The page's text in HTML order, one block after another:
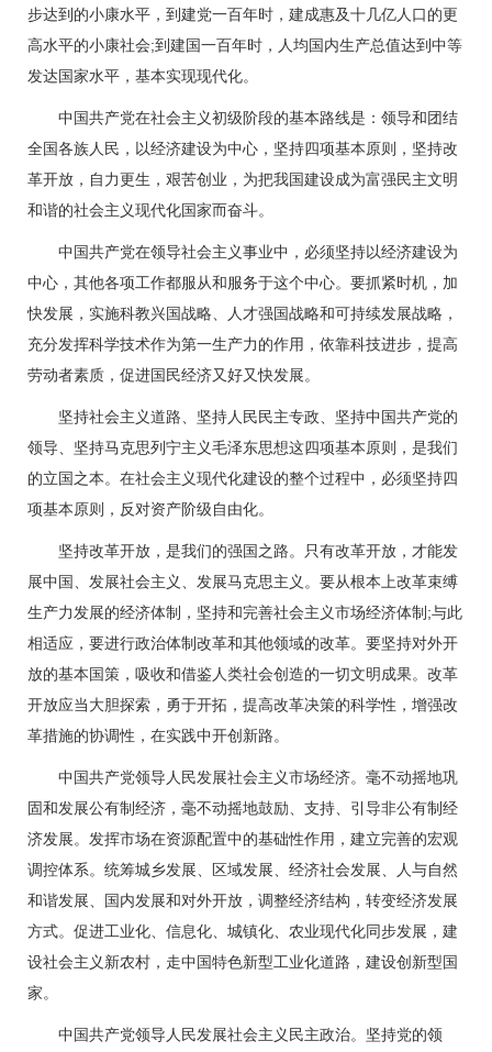
步达到的小康水平，到建党一百年时，建成惠及十几亿人口的更
高水平的小康社会;到建国一百年时，人均国内生产总值达到中等
发达国家水平，基本实现现代化。
中国共产党在社会主义初级阶段的基本路线是：领导和团结
全国各族人民，以经济建设为中心，坚持四项基本原则，坚持改
革开放，自力更生，艰苦创业，为把我国建设成为富强民主文明
和谐的社会主义现代化国家而奋斗。
中国共产党在领导社会主义事业中，必须坚持以经济建设为
中心，其他各项工作都服从和服务于这个中心。要抓紧时机，加
快发展，实施科教兴国战略、人才强国战略和可持续发展战略，
充分发挥科学技术作为第一生产力的作用，依靠科技进步，提高
劳动者素质，促进国民经济又好又快发展。
坚持社会主义道路、坚持人民民主专政、坚持中国共产党的
领导、坚持马克思列宁主义毛泽东思想这四项基本原则，是我们
的立国之本。在社会主义现代化建设的整个过程中，必须坚持四
项基本原则，反对资产阶级自由化。
坚持改革开放，是我们的强国之路。只有改革开放，才能发
展中国、发展社会主义、发展马克思主义。要从根本上改革束缚
生产力发展的经济体制，坚持和完善社会主义市场经济体制;与此
相适应，要进行政治体制改革和其他领域的改革。要坚持对外开
放的基本国策，吸收和借鉴人类社会创造的一切文明成果。改革
开放应当大胆探索，勇于开拓，提高改革决策的科学性，增强改
革措施的协调性，在实践中开创新路。
中国共产党领导人民发展社会主义市场经济。毫不动摇地巩
固和发展公有制经济，毫不动摇地鼓励、支持、引导非公有制经
济发展。发挥市场在资源配置中的基础性作用，建立完善的宏观
调控体系。统筹城乡发展、区域发展、经济社会发展、人与自然
和谐发展、国内发展和对外开放，调整经济结构，转变经济发展
方式。促进工业化、信息化、城镇化、农业现代化同步发展，建
设社会主义新农村，走中国特色新型工业化道路，建设创新型国
家。
中国共产党领导人民发展社会主义民主政治。坚持党的领